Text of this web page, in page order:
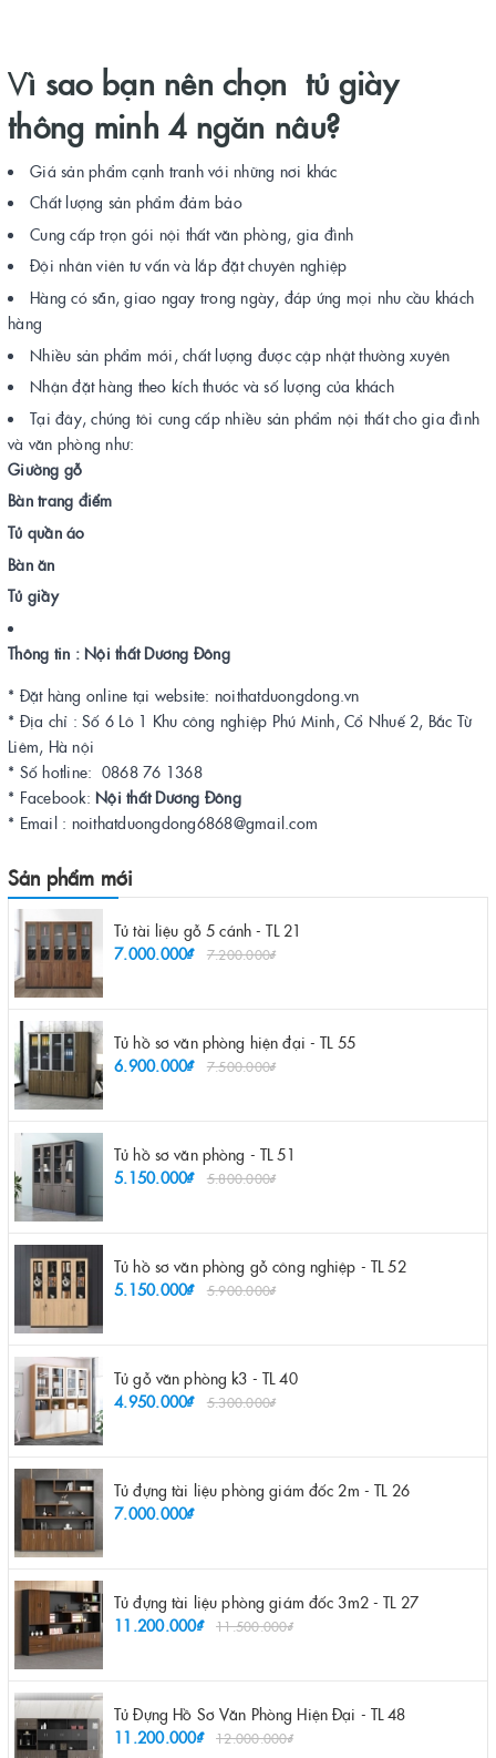
Vì sao bạn nên chọn tủ giày
thông minh 4 ngăn nâu?
Giá sản phẩm cạnh tranh với những nơi khác
Chất lượng sản phẩm đảm bảo
Cung cấp trọn gói nội thất văn phòng, gia đình
Đội nhân viên tư vấn và lắp đặt chuyên nghiệp
Hàng có sẵn, giao ngay trong ngày, đáp ứng mọi nhu cầu khách
hàng
Nhiều sản phẩm mới, chất lượng được cập nhật thường xuyên
Nhận đặt hàng theo kích thước và số lượng của khách
Tại đây, chúng tôi cung cấp nhiều sản phẩm nội thất cho gia đình
và văn phòng như:
Giường gỗ
Bàn trang điểm
Tủ quần áo
Bàn ăn
Tủ giầy
Thông tin : Nội thất Dương Đông
* Đặt hàng online tại website: noithatduongdong.vn
* Địa chỉ : Số 6 Lô 1 Khu công nghiệp Phú Minh, Cổ Nhuế 2, Bắc Từ
Liêm, Hà nội
* Số hotline: 0868 76 1368
* Facebook: Nội thất Dương Đông
* Email : noithatduongdong6868@gmail.com
Sản phẩm mới
Tủ tài liệu gỗ 5 cánh - TL 21
7.000.000₫
7.200.000₫
Tủ hồ sơ văn phòng hiện đại - TL 55
6.900.000₫
7.500.000₫
Tủ hồ sơ văn phòng - TL 51
5.150.000₫
5.800.000₫
Tủ hồ sơ văn phòng gỗ công nghiệp - TL 52
5.150.000₫
5.900.000₫
Tủ gỗ văn phòng k3 - TL 40
4.950.000₫
5.300.000₫
Tủ đựng tài liệu phòng giám đốc 2m - TL 26
7.000.000₫
Tủ đựng tài liệu phòng giám đốc 3m2 - TL 27
11.200.000₫
11.500.000₫
Tủ Đựng Hồ Sơ Văn Phòng Hiện Đại - TL 48
11.200.000₫
12.000.000₫